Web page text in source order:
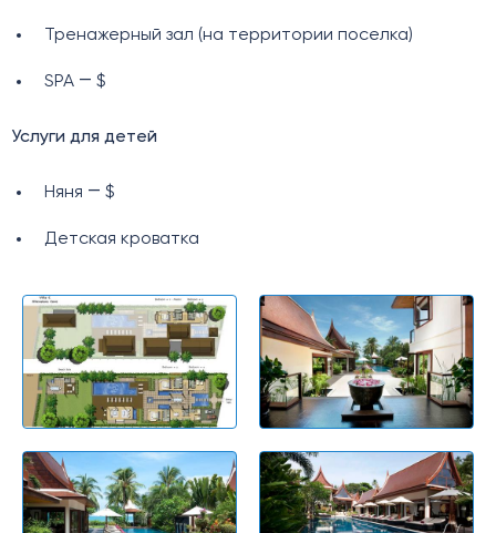
Тренажерный зал (на территории поселка)
SPA ― $
Услуги для детей
Няня ― $
Детская кроватка